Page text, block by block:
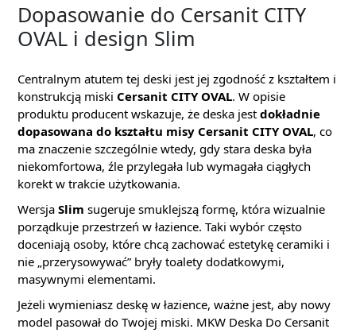
Dopasowanie do Cersanit CITY
OVAL i design Slim
Centralnym atutem tej deski jest jej zgodność z kształtem i
konstrukcją miski Cersanit CITY OVAL. W opisie
produktu producent wskazuje, że deska jest dokładnie
dopasowana do kształtu misy Cersanit CITY OVAL, co
ma znaczenie szczególnie wtedy, gdy stara deska była
niekomfortowa, źle przylegała lub wymagała ciągłych
korekt w trakcie użytkowania.
Wersja Slim sugeruje smuklejszą formę, która wizualnie
porządkuje przestrzeń w łazience. Taki wybór często
doceniają osoby, które chcą zachować estetykę ceramiki i
nie „przerysowywać” bryły toalety dodatkowymi,
masywnymi elementami.
Jeżeli wymieniasz deskę w łazience, ważne jest, aby nowy
model pasował do Twojej miski. MKW Deska Do Cersanit